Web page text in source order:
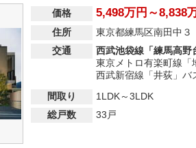
価格 5,498万円～8,838
住所
東京都練馬区南田中３
交通
西武池袋線「練馬高野
東京メトロ有楽町線「
西武新宿線「井荻」バ
間取り
1LDK～3LDK
総戸数 33戸